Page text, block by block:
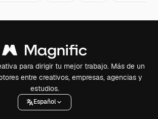
para dirigir tu mejor trabajo. Más de un
entre creativos, empresas, agencias y
estudios.
Español